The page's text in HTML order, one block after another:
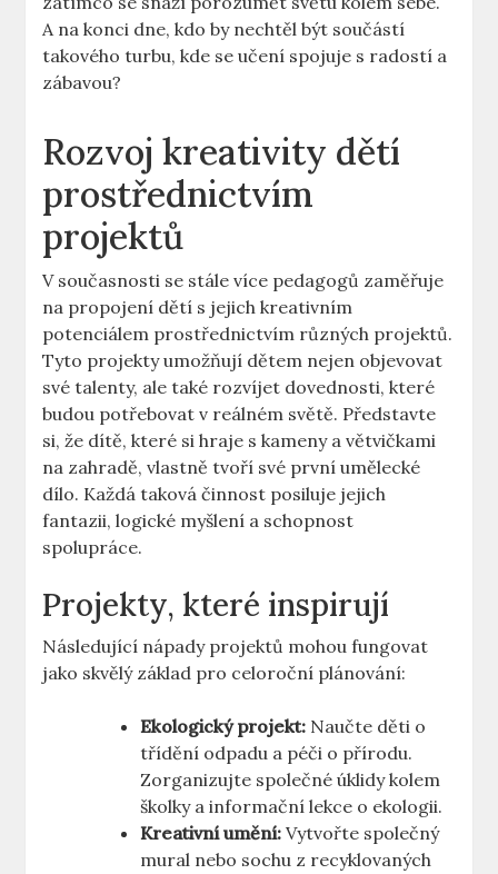
A na konci dne, kdo by nechtěl být součástí
takového turbu, kde se učení spojuje s radostí a
zábavou?
Rozvoj kreativity dětí
prostřednictvím
projektů
V současnosti se stále více pedagogů zaměřuje
na propojení dětí s jejich kreativním
potenciálem prostřednictvím různých projektů.
Tyto projekty umožňují dětem nejen objevovat
své talenty, ale také rozvíjet dovednosti, které
budou potřebovat v reálném světě. Představte
si, že dítě, které si hraje s kameny a větvičkami
na zahradě, vlastně tvoří své první umělecké
dílo. Každá taková činnost posiluje jejich
fantazii, logické myšlení a schopnost
spolupráce.
Projekty, které inspirují
Následující nápady projektů mohou fungovat
jako skvělý základ pro celoroční plánování:
Ekologický projekt: Naučte děti o
třídění odpadu a péči o přírodu.
Zorganizujte společné úklidy kolem
školky a informační lekce o ekologii.
Kreativní umění: Vytvořte společný
mural nebo sochu z recyklovaných